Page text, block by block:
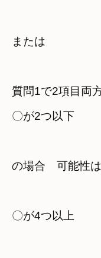
または
質問1で2項目両
の場合　可能性
〇が4つ以上